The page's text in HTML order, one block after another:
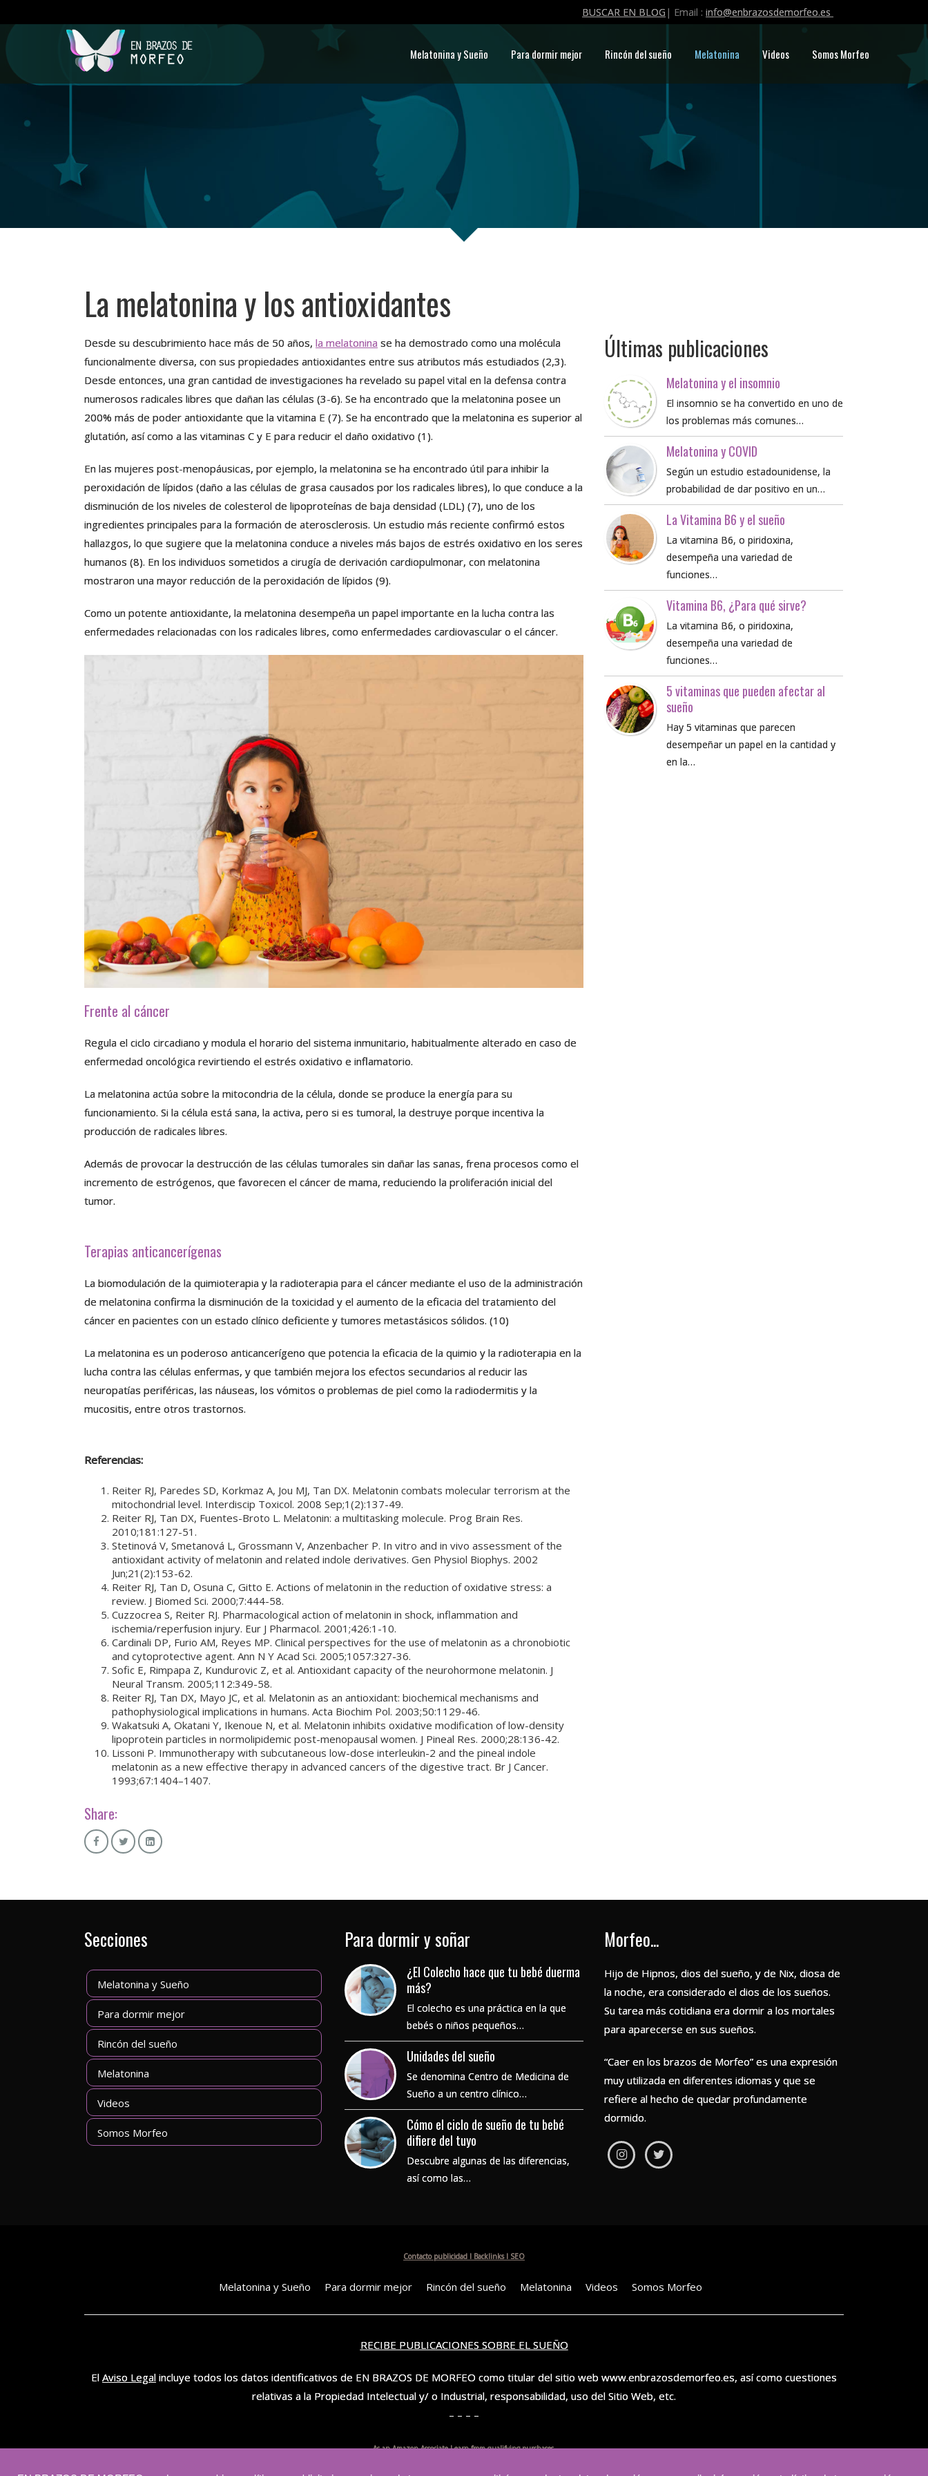
BUSCAR EN BLOG | Email : info@enbrazosdemorfeo.es
Melatonina y Sueño Para dormir mejor Rincón del sueño Melatonina Videos Somos Morfeo
La melatonina y los antioxidantes
Desde su descubrimiento hace más de 50 años, la melatonina se ha demostrado como una molécula
funcionalmente diversa, con sus propiedades antioxidantes entre sus atributos más estudiados (2,3).
Desde entonces, una gran cantidad de investigaciones ha revelado su papel vital en la defensa contra
numerosos radicales libres que dañan las células (3-6). Se ha encontrado que la melatonina posee un
200% más de poder antioxidante que la vitamina E (7). Se ha encontrado que la melatonina es superior al
glutatión, así como a las vitaminas C y E para reducir el daño oxidativo (1).
En las mujeres post-menopáusicas, por ejemplo, la melatonina se ha encontrado útil para inhibir la
peroxidación de lípidos (daño a las células de grasa causados por los radicales libres), lo que conduce a la
disminución de los niveles de colesterol de lipoproteínas de baja densidad (LDL) (7), uno de los
ingredientes principales para la formación de aterosclerosis. Un estudio más reciente confirmó estos
hallazgos, lo que sugiere que la melatonina conduce a niveles más bajos de estrés oxidativo en los seres
humanos (8). En los individuos sometidos a cirugía de derivación cardiopulmonar, con melatonina
mostraron una mayor reducción de la peroxidación de lípidos (9).
Como un potente antioxidante, la melatonina desempeña un papel importante en la lucha contra las
enfermedades relacionadas con los radicales libres, como enfermedades cardiovascular o el cáncer.
Frente al cáncer
Regula el ciclo circadiano y modula el horario del sistema inmunitario, habitualmente alterado en caso de
enfermedad oncológica revirtiendo el estrés oxidativo e inflamatorio.
La melatonina actúa sobre la mitocondria de la célula, donde se produce la energía para su
funcionamiento. Si la célula está sana, la activa, pero si es tumoral, la destruye porque incentiva la
producción de radicales libres.
Además de provocar la destrucción de las células tumorales sin dañar las sanas, frena procesos como el
incremento de estrógenos, que favorecen el cáncer de mama, reduciendo la proliferación inicial del
tumor.
Terapias anticancerígenas
La biomodulación de la quimioterapia y la radioterapia para el cáncer mediante el uso de la administración
de melatonina confirma la disminución de la toxicidad y el aumento de la eficacia del tratamiento del
cáncer en pacientes con un estado clínico deficiente y tumores metastásicos sólidos. (10)
La melatonina es un poderoso anticancerígeno que potencia la eficacia de la quimio y la radioterapia en la
lucha contra las células enfermas, y que también mejora los efectos secundarios al reducir las
neuropatías periféricas, las náuseas, los vómitos o problemas de piel como la radiodermitis y la
mucositis, entre otros trastornos.
Referencias:
Reiter RJ, Paredes SD, Korkmaz A, Jou MJ, Tan DX. Melatonin combats molecular terrorism at the
mitochondrial level. Interdiscip Toxicol. 2008 Sep;1(2):137-49.
Reiter RJ, Tan DX, Fuentes-Broto L. Melatonin: a multitasking molecule. Prog Brain Res.
2010;181:127-51.
Stetinová V, Smetanová L, Grossmann V, Anzenbacher P. In vitro and in vivo assessment of the
antioxidant activity of melatonin and related indole derivatives. Gen Physiol Biophys. 2002
Jun;21(2):153-62.
Reiter RJ, Tan D, Osuna C, Gitto E. Actions of melatonin in the reduction of oxidative stress: a
review. J Biomed Sci. 2000;7:444-58.
Cuzzocrea S, Reiter RJ. Pharmacological action of melatonin in shock, inflammation and
ischemia/reperfusion injury. Eur J Pharmacol. 2001;426:1-10.
Cardinali DP, Furio AM, Reyes MP. Clinical perspectives for the use of melatonin as a chronobiotic
and cytoprotective agent. Ann N Y Acad Sci. 2005;1057:327-36.
Sofic E, Rimpapa Z, Kundurovic Z, et al. Antioxidant capacity of the neurohormone melatonin. J
Neural Transm. 2005;112:349-58.
Reiter RJ, Tan DX, Mayo JC, et al. Melatonin as an antioxidant: biochemical mechanisms and
pathophysiological implications in humans. Acta Biochim Pol. 2003;50:1129-46.
Wakatsuki A, Okatani Y, Ikenoue N, et al. Melatonin inhibits oxidative modification of low-density
lipoprotein particles in normolipidemic post-menopausal women. J Pineal Res. 2000;28:136-42.
Lissoni P. Immunotherapy with subcutaneous low-dose interleukin-2 and the pineal indole
melatonin as a new effective therapy in advanced cancers of the digestive tract. Br J Cancer.
1993;67:1404–1407.
Share:
Últimas publicaciones
Melatonina y el insomnio
El insomnio se ha convertido en uno de
los problemas más comunes…
Melatonina y COVID
Según un estudio estadounidense, la
probabilidad de dar positivo en un…
La Vitamina B6 y el sueño
La vitamina B6, o piridoxina,
desempeña una variedad de
funciones…
Vitamina B6, ¿Para qué sirve?
La vitamina B6, o piridoxina,
desempeña una variedad de
funciones…
5 vitaminas que pueden afectar al
sueño
Hay 5 vitaminas que parecen
desempeñar un papel en la cantidad y
en la…
Secciones
Melatonina y Sueño
Para dormir mejor
Rincón del sueño
Melatonina
Videos
Somos Morfeo
Para dormir y soñar
¿El Colecho hace que tu bebé duerma
más?
El colecho es una práctica en la que
bebés o niños pequeños…
Unidades del sueño
Se denomina Centro de Medicina de
Sueño a un centro clínico…
Cómo el ciclo de sueño de tu bebé
difiere del tuyo
Descubre algunas de las diferencias,
así como las…
Morfeo...
Hijo de Hipnos, dios del sueño, y de Nix, diosa de
la noche, era considerado el dios de los sueños.
Su tarea más cotidiana era dormir a los mortales
para aparecerse en sus sueños.
“Caer en los brazos de Morfeo” es una expresión
muy utilizada en diferentes idiomas y que se
refiere al hecho de quedar profundamente
dormido.
Contacto publicidad I Backlinks I SEO
Melatonina y Sueño Para dormir mejor Rincón del sueño Melatonina Videos Somos Morfeo
RECIBE PUBLICACIONES SOBRE EL SUEÑO
El Aviso Legal incluye todos los datos identificativos de EN BRAZOS DE MORFEO como titular del sitio web www.enbrazosdemorfeo.es, así como cuestiones
relativas a la Propiedad Intelectual y/ o Industrial, responsabilidad, uso del Sitio Web, etc.
– – – –
As an Amazon Associate I earn from qualifying purchases.